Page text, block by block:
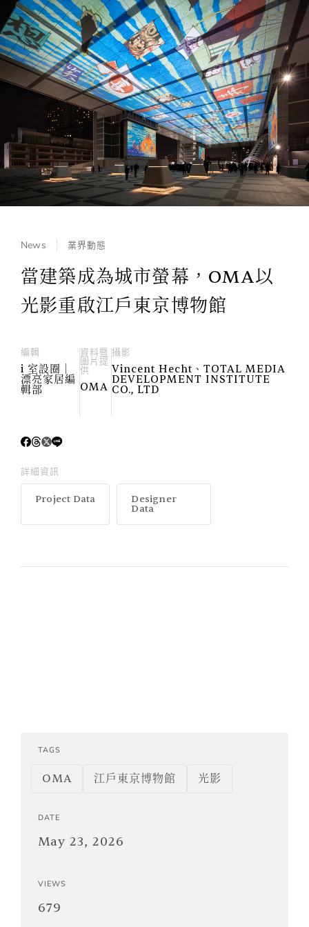
News 業界動態
當建築成為城市螢幕，OMA以
光影重啟江戶東京博物館
編輯
i 室設圈│
漂亮家居編
輯部
資料暨
圖片提
供
OMA
攝影
Vincent Hecht、TOTAL MEDIA
DEVELOPMENT INSTITUTE
CO., LTD
詳細資訊
Project Data
Designer
Data
TAGS
OMA 江戶東京博物館 光影
DATE
May 23, 2026
VIEWS
679